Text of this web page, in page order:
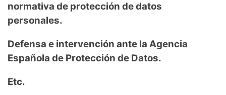
normativa de protección de datos
personales.
Defensa e intervención ante la Agencia
Española de Protección de Datos.
Etc.